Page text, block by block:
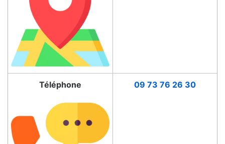
Téléphone 09 73 76 26 30